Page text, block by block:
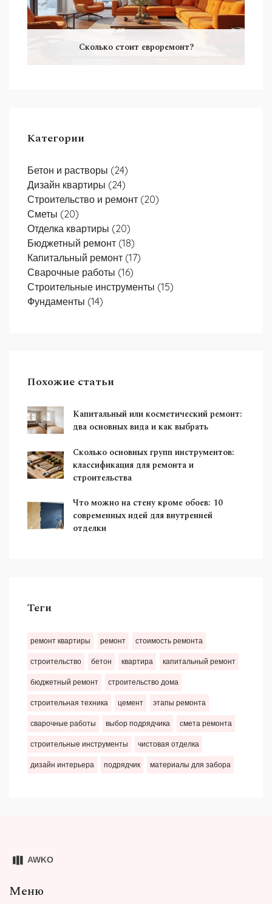
Сколько стоит евроремонт?
Категории
Бетон и растворы (24)
Дизайн квартиры (24)
Строительство и ремонт (20)
Сметы (20)
Отделка квартиры (20)
Бюджетный ремонт (18)
Капитальный ремонт (17)
Сварочные работы (16)
Строительные инструменты (15)
Фундаменты (14)
Похожие статьи
Капитальный или косметический ремонт:
два основных вида и как выбрать
Сколько основных групп инструментов:
классификация для ремонта и
строительства
Что можно на стену кроме обоев: 10
современных идей для внутренней
отделки
Теги
ремонт квартиры ремонт стоимость ремонта
строительство бетон квартира капитальный ремонт
бюджетный ремонт строительство дома
строительная техника цемент этапы ремонта
сварочные работы выбор подрядчика смета ремонта
строительные инструменты чистовая отделка
дизайн интерьера подрядчик материалы для забора
Меню